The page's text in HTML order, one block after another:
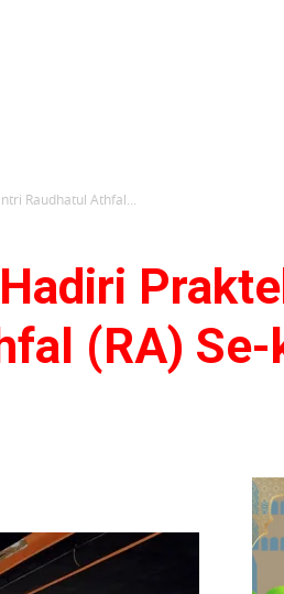
Raudhatul Athfal...
(RA)